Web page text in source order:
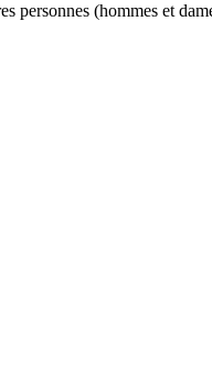
personnes (hommes et